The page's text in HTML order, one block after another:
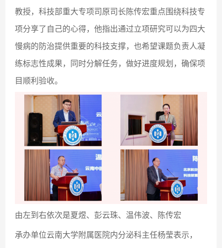
教授，科技部重大专项司原司长陈传宏重点围绕科技专
项分享了自己的心得，他指出通过立项研究可以为四大
慢病的防治提供重要的科技支撑，也希望课题负责人凝
练标志性成果，同时分解任务，做好进度规划，确保项
目顺利验收。
由左到右依次是夏煜、彭云珠、温伟波、陈传宏
承办单位云南大学附属医院内分泌科主任杨莹表示，